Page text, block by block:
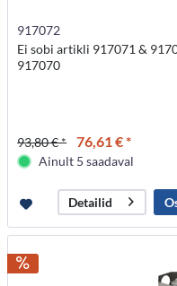
917072
Ei sobi artikli 917071 &
917070
93,80 € * 76,61 € *
Ainult 5 saadaval
Detailid